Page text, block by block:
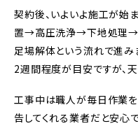
契約後、いよいよ施工が始
置→高圧洗浄→下地処理
足場解体という流れで進
2週間程度が目安ですが、
工事中は職人が毎日作業
告してくれる業者だと安心